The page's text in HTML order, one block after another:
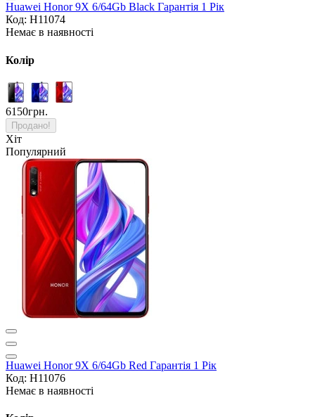
Huawei Honor 9X 6/64Gb Black Гарантія 1 Рік
Код: H11074
Немає в наявності
Колір
6150грн.
Продано!
Хіт
Популярний
Huawei Honor 9X 6/64Gb Red Гарантія 1 Рік
Код: H11076
Немає в наявності